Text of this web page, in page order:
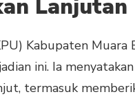
Lanjutan
Kabupaten Muara
ini. Ia
termasuk